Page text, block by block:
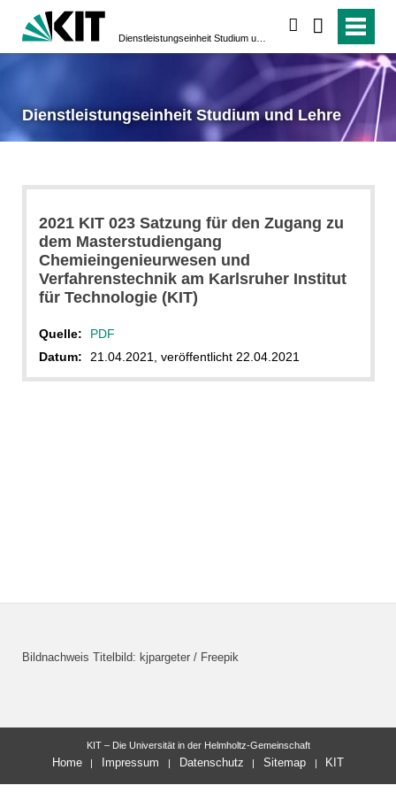
Dienstleistungseinheit Studium und Lehre
2021 KIT 023 Satzung für den Zugang zu
dem Masterstudiengang
Chemieingenieurwesen und
Verfahrenstechnik am Karlsruher Institut
für Technologie (KIT)
Quelle:
PDF
Datum:
21.04.2021, veröffentlicht 22.04.2021
Bildnachweis Titelbild: kjpargeter / Freepik
KIT – Die Universität in der Helmholtz-Gemeinschaft
Home Impressum Datenschutz Sitemap KIT